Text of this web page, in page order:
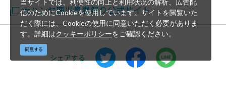
大ハンヤ鹿児島春祭り公式サイト
シェアする
信のためにCookieを使用しています。サイトを閲覧いた
だく際には、Cookieの使用に同意いただく必要がありま
す。詳細はクッキーポリシーをご確認ください。
同意する